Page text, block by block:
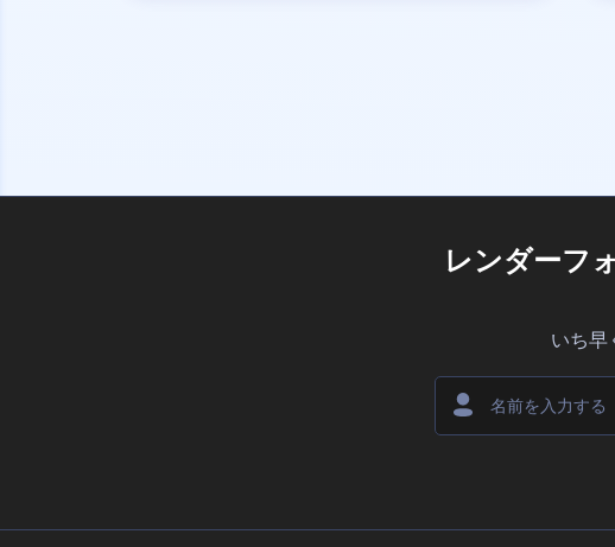
レンダーフ
いち早